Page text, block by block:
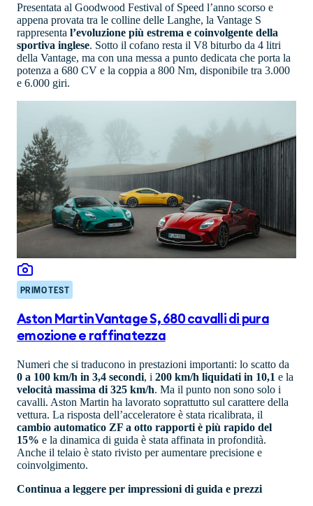
Presentata al Goodwood Festival of Speed l’anno scorso e
appena provata tra le colline delle Langhe, la Vantage S
rappresenta l’evoluzione più estrema e coinvolgente della
sportiva inglese. Sotto il cofano resta il V8 biturbo da 4 litri
della Vantage, ma con una messa a punto dedicata che porta la
potenza a 680 CV e la coppia a 800 Nm, disponibile tra 3.000
e 6.000 giri.
PRIMO TEST
Aston Martin Vantage S, 680 cavalli di pura
emozione e raffinatezza
Numeri che si traducono in prestazioni importanti: lo scatto da
0 a 100 km/h in 3,4 secondi, i 200 km/h liquidati in 10,1 e la
velocità massima di 325 km/h. Ma il punto non sono solo i
cavalli. Aston Martin ha lavorato soprattutto sul carattere della
vettura. La risposta dell’acceleratore è stata ricalibrata, il
cambio automatico ZF a otto rapporti è più rapido del
15% e la dinamica di guida è stata affinata in profondità.
Anche il telaio è stato rivisto per aumentare precisione e
coinvolgimento.
Continua a leggere per impressioni di guida e prezzi